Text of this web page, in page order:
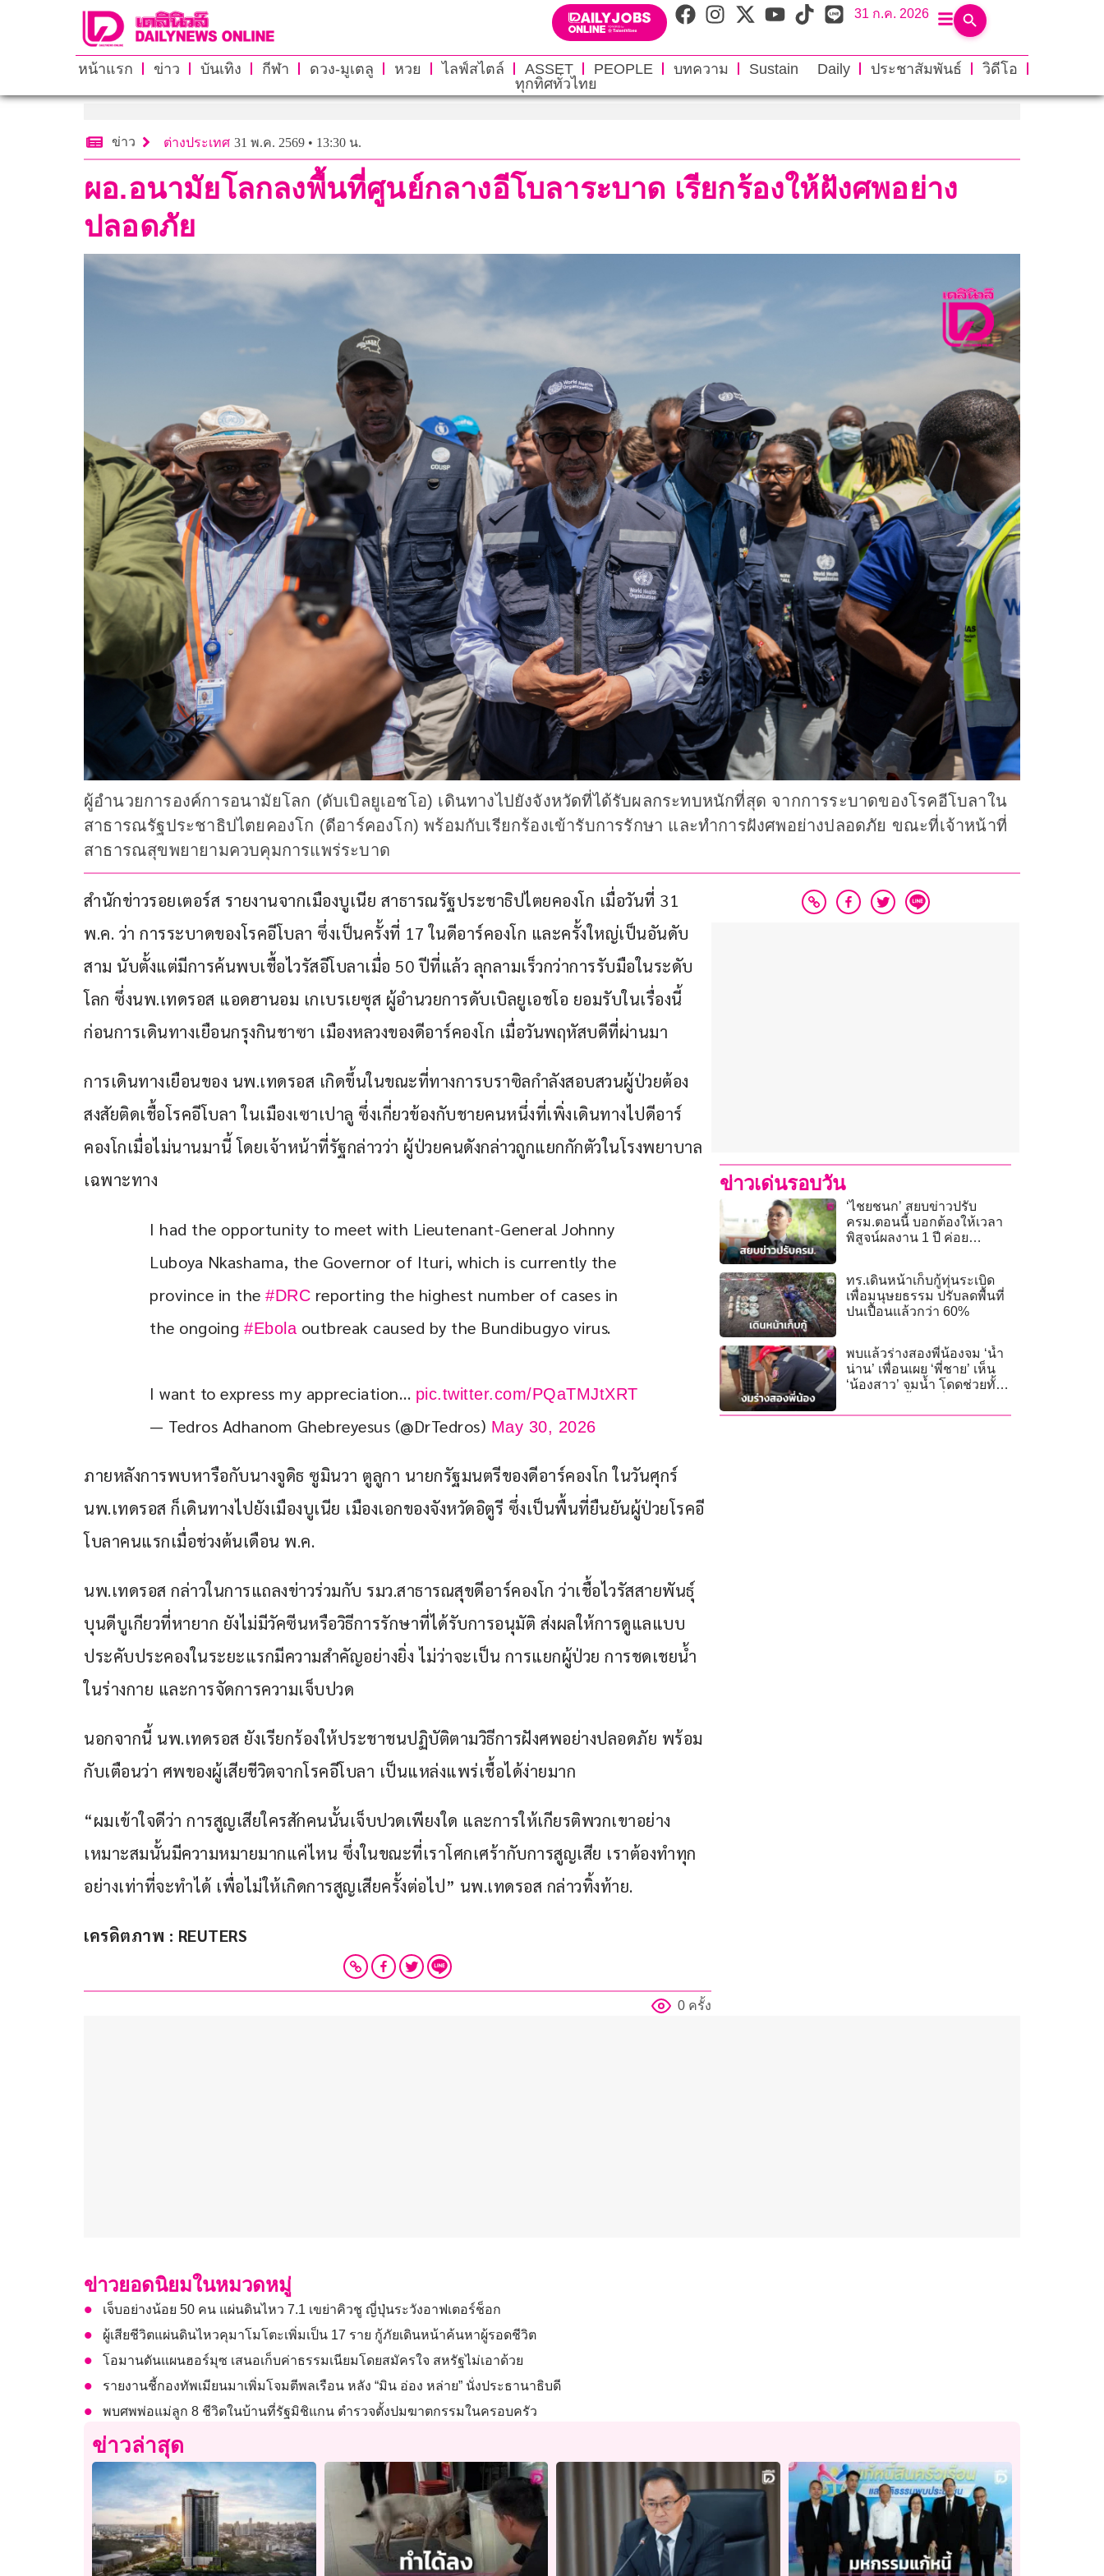
31 ก.ค. 2026
หน้าแรก ข่าว บันเทิง กีฬา ดวง-มูเตลู หวย ไลฟ์สไตล์ ASSET PEOPLE บทความ Sustain Daily ประชาสัมพันธ์
วิดีโอ
ทุกทิศทั่วไทย
ข่าว ต่างประเทศ 31 พ.ค. 2569 • 13:30 น.
ผอ.อนามัยโลกลงพื้นที่ศูนย์กลางอีโบลาระบาด เรียกร้องให้ฝังศพอย่าง
ปลอดภัย
ผู้อำนวยการองค์การอนามัยโลก (ดับเบิลยูเอชโอ) เดินทางไปยังจังหวัดที่ได้รับผลกระทบหนักที่สุด จากการระบาดของโรคอีโบลาใน
สาธารณรัฐประชาธิปไตยคองโก (ดีอาร์คองโก) พร้อมกับเรียกร้องเข้ารับการรักษา และทำการฝังศพอย่างปลอดภัย ขณะที่เจ้าหน้าที่
สาธารณสุขพยายามควบคุมการแพร่ระบาด
สำนักข่าวรอยเตอร์ส รายงานจากเมืองบูเนีย สาธารณรัฐประชาธิปไตยคองโก เมื่อวันที่ 31
พ.ค. ว่า การระบาดของโรคอีโบลา ซึ่งเป็นครั้งที่ 17 ในดีอาร์คองโก และครั้งใหญ่เป็นอันดับ
สาม นับตั้งแต่มีการค้นพบเชื้อไวรัสอีโบลาเมื่อ 50 ปีที่แล้ว ลุกลามเร็วกว่าการรับมือในระดับ
โลก ซึ่งนพ.เทดรอส แอดฮานอม เกเบรเยซุส ผู้อำนวยการดับเบิลยูเอชโอ ยอมรับในเรื่องนี้
ก่อนการเดินทางเยือนกรุงกินชาซา เมืองหลวงของดีอาร์คองโก เมื่อวันพฤหัสบดีที่ผ่านมา
การเดินทางเยือนของ นพ.เทดรอส เกิดขึ้นในขณะที่ทางการบราซิลกำลังสอบสวนผู้ป่วยต้อง
สงสัยติดเชื้อโรคอีโบลา ในเมืองเซาเปาลู ซึ่งเกี่ยวข้องกับชายคนหนึ่งที่เพิ่งเดินทางไปดีอาร์
คองโกเมื่อไม่นานมานี้ โดยเจ้าหน้าที่รัฐกล่าวว่า ผู้ป่วยคนดังกล่าวถูกแยกกักตัวในโรงพยาบาล
เฉพาะทาง
I had the opportunity to meet with Lieutenant-General Johnny
Luboya Nkashama, the Governor of Ituri, which is currently the
province in the #DRC reporting the highest number of cases in
the ongoing #Ebola outbreak caused by the Bundibugyo virus.
I want to express my appreciation… pic.twitter.com/PQaTMJtXRT
— Tedros Adhanom Ghebreyesus (@DrTedros) May 30, 2026
ภายหลังการพบหารือกับนางจูดิธ ซูมินวา ตูลูกา นายกรัฐมนตรีของดีอาร์คองโก ในวันศุกร์
นพ.เทดรอส ก็เดินทางไปยังเมืองบูเนีย เมืองเอกของจังหวัดอิตูรี ซึ่งเป็นพื้นที่ยืนยันผู้ป่วยโรคอี
โบลาคนแรกเมื่อช่วงต้นเดือน พ.ค.
นพ.เทดรอส กล่าวในการแถลงข่าวร่วมกับ รมว.สาธารณสุขดีอาร์คองโก ว่าเชื้อไวรัสสายพันธุ์
บุนดีบูเกียวที่หายาก ยังไม่มีวัคซีนหรือวิธีการรักษาที่ได้รับการอนุมัติ ส่งผลให้การดูแลแบบ
ประคับประคองในระยะแรกมีความสำคัญอย่างยิ่ง ไม่ว่าจะเป็น การแยกผู้ป่วย การชดเชยน้ำ
ในร่างกาย และการจัดการความเจ็บปวด
นอกจากนี้ นพ.เทดรอส ยังเรียกร้องให้ประชาชนปฏิบัติตามวิธีการฝังศพอย่างปลอดภัย พร้อม
กับเตือนว่า ศพของผู้เสียชีวิตจากโรคอีโบลา เป็นแหล่งแพร่เชื้อได้ง่ายมาก
“ผมเข้าใจดีว่า การสูญเสียใครสักคนนั้นเจ็บปวดเพียงใด และการให้เกียรติพวกเขาอย่าง
เหมาะสมนั้นมีความหมายมากแค่ไหน ซึ่งในขณะที่เราโศกเศร้ากับการสูญเสีย เราต้องทำทุก
อย่างเท่าที่จะทำได้ เพื่อไม่ให้เกิดการสูญเสียครั้งต่อไป” นพ.เทดรอส กล่าวทิ้งท้าย.
เครดิตภาพ : REUTERS
0 ครั้ง
ข่าวเด่นรอบวัน
‘ไชยชนก’ สยบข่าวปรับ
ครม.ตอนนี้ บอกต้องให้เวลา
พิสูจน์ผลงาน 1 ปี ค่อย
ทร.เดินหน้าเก็บกู้ทุ่นระเบิด
เพื่อมนุษยธรรม ปรับลดพื้นที่
ปนเปื้อนแล้วกว่า 60%
พบแล้วร่างสองพี่น้องจม ‘น้ำ
น่าน’ เพื่อนเผย ‘พี่ชาย’ เห็น
‘น้องสาว’ จมน้ำ โดดช่วยทั้งที่
ข่าวยอดนิยมในหมวดหมู่
เจ็บอย่างน้อย 50 คน แผ่นดินไหว 7.1 เขย่าคิวชู ญี่ปุ่นระวังอาฟเตอร์ช็อก
ผู้เสียชีวิตแผ่นดินไหวคุมาโมโตะเพิ่มเป็น 17 ราย กู้ภัยเดินหน้าค้นหาผู้รอดชีวิต
โอมานดันแผนฮอร์มุซ เสนอเก็บค่าธรรมเนียมโดยสมัครใจ สหรัฐไม่เอาด้วย
รายงานชี้กองทัพเมียนมาเพิ่มโจมตีพลเรือน หลัง “มิน อ่อง หล่าย” นั่งประธานาธิบดี
พบศพพ่อแม่ลูก 8 ชีวิตในบ้านที่รัฐมิชิแกน ตำรวจตั้งปมฆาตกรรมในครอบครัว
ข่าวล่าสุด